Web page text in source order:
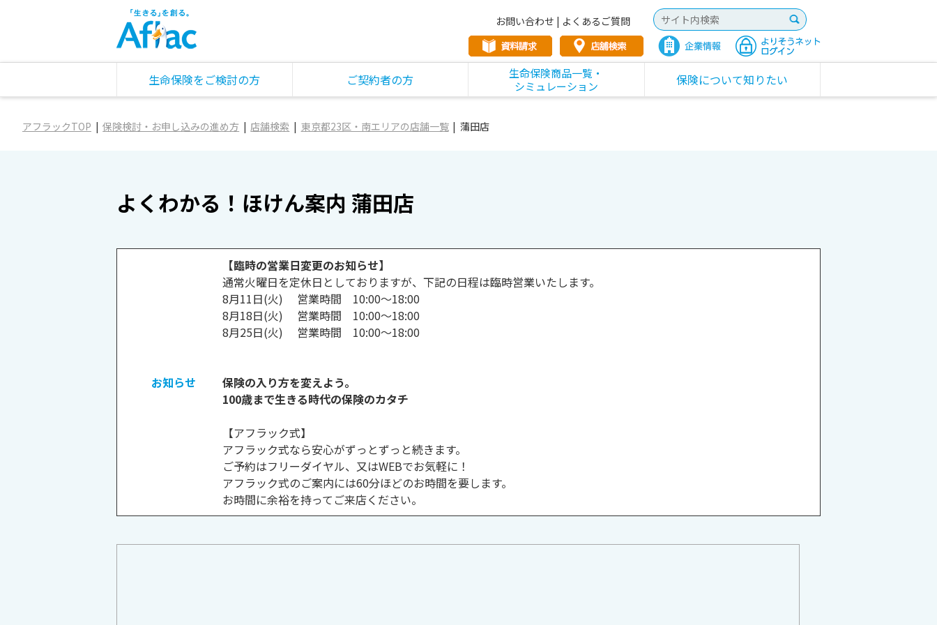
お問い合わせ | よくあるご質問
生命保険をご検討の方 ご契約者の方
生命保険商品一覧・
シミュレーション
保険について知りたい
アフラックTOP 保険検討・お申し込みの進め方 店舗検索 東京都23区・南エリアの店舗一覧 蒲田店
よくわかる！ほけん案内 蒲田店
お知らせ
【臨時の営業日変更のお知らせ】
通常火曜日を定休日としておりますが、下記の日程は臨時営業いたします。
8月11日(火) 営業時間 10:00～18:00
8月18日(火) 営業時間 10:00～18:00
8月25日(火) 営業時間 10:00～18:00
保険の入り方を変えよう。
100歳まで生きる時代の保険のカタチ
【アフラック式】
アフラック式なら安心がずっとずっと続きます。
ご予約はフリーダイヤル、又はWEBでお気軽に！
アフラック式のご案内には60分ほどのお時間を要します。
お時間に余裕を持ってご来店ください。